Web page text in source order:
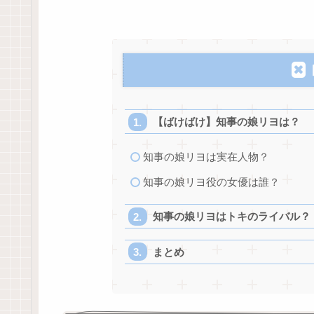
【ばけばけ】知事の娘リヨは？
知事の娘リヨは実在人物？
知事の娘リヨ役の女優は誰？
知事の娘リヨはトキのライバル？
まとめ